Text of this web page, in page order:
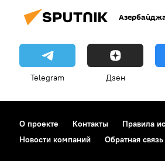
Telegram Дзен
О проекте Контакты Правила
Новости компаний
Обратная связь